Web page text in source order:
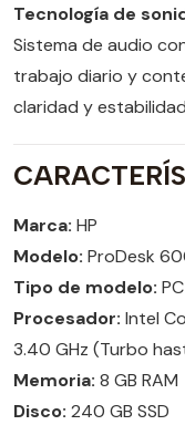
Tecnología de
Sistema de audio
trabajo diario y
claridad y
Marca: HP
Modelo: ProDesk
Tipo de modelo:
Procesador: Intel
3.40 GHz (Turbo
Memoria: 8 GB RAM
Disco: 240 GB SSD